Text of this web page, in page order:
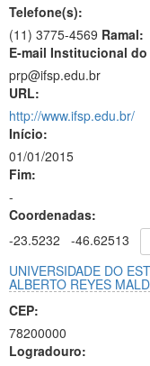
Telefone(s):
(11) 3775-4569 Ramal:
E-mail Institucional do
prp@ifsp.edu.br
URL:
http://www.ifsp.edu.br/
Início:
01/01/2015
Fim:
-
Coordenadas:
-23.5232
-46.62513
UNIVERSIDADE DO
ALBERTO REYES
CEP:
78200000
Logradouro: